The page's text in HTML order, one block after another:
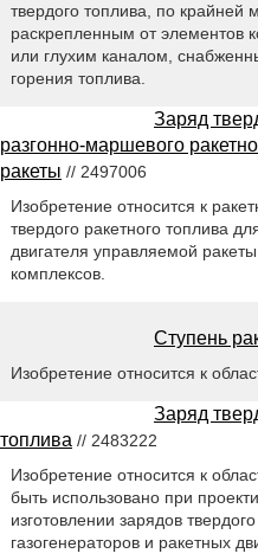
твердого топлива, по крайней
раскрепленным от элементов
или глухим каналом,
горения топлива.
Заряд
разгонно-маршевого
ракеты // 2497006
Изобретение относится к
твердого ракетного топлива
двигателя управляемой
комплексов.
Ступень
Изобретение относится к
Заряд
топлива // 2483222
Изобретение относится к
быть использовано при
изготовлении зарядов
газогенераторов и ракетных